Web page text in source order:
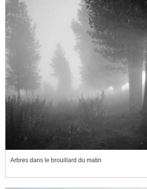
Arbres dans le brouillard du matin